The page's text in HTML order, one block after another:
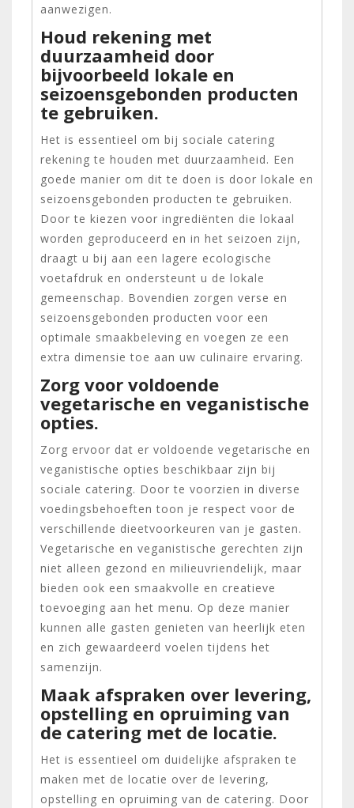
aanwezigen.
Houd rekening met
duurzaamheid door
bijvoorbeeld lokale en
seizoensgebonden producten
te gebruiken.
Het is essentieel om bij sociale catering
rekening te houden met duurzaamheid. Een
goede manier om dit te doen is door lokale en
seizoensgebonden producten te gebruiken.
Door te kiezen voor ingrediënten die lokaal
worden geproduceerd en in het seizoen zijn,
draagt u bij aan een lagere ecologische
voetafdruk en ondersteunt u de lokale
gemeenschap. Bovendien zorgen verse en
seizoensgebonden producten voor een
optimale smaakbeleving en voegen ze een
extra dimensie toe aan uw culinaire ervaring.
Zorg voor voldoende
vegetarische en veganistische
opties.
Zorg ervoor dat er voldoende vegetarische en
veganistische opties beschikbaar zijn bij
sociale catering. Door te voorzien in diverse
voedingsbehoeften toon je respect voor de
verschillende dieetvoorkeuren van je gasten.
Vegetarische en veganistische gerechten zijn
niet alleen gezond en milieuvriendelijk, maar
bieden ook een smaakvolle en creatieve
toevoeging aan het menu. Op deze manier
kunnen alle gasten genieten van heerlijk eten
en zich gewaardeerd voelen tijdens het
samenzijn.
Maak afspraken over levering,
opstelling en opruiming van
de catering met de locatie.
Het is essentieel om duidelijke afspraken te
maken met de locatie over de levering,
opstelling en opruiming van de catering. Door